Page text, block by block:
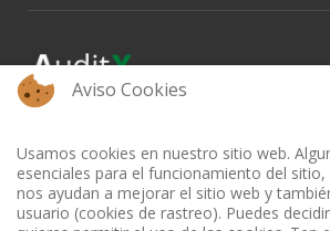
Aviso Cookies
Usamos cookies en nuestro sitio web.
esenciales para el funcionamiento del
nos ayudan a mejorar el sitio web y
usuario (cookies de rastreo). Puedes